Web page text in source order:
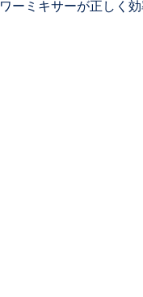
ーミキサーが正しく